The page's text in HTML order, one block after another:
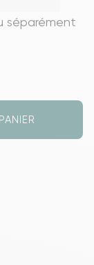
séparément